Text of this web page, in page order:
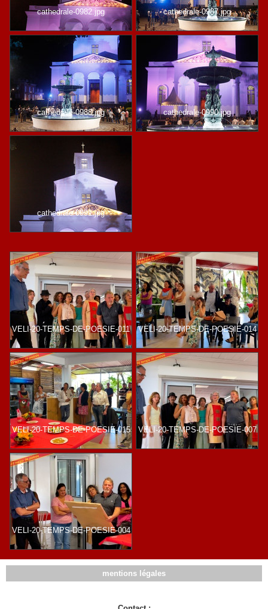
cathedrale-0982.jpg cathedrale-0987.jpg
cathedrale-0988.jpg cathedrale-0990.jpg
cathedrale-0991.jpg
VELI-20-TEMPS-DE-POESIE-011 VELI-20-TEMPS-DE-POESIE-014
VELI-20-TEMPS-DE-POESIE-015 VELI-20-TEMPS-DE-POESIE-007
VELI-20-TEMPS-DE-POESIE-004
mentions légales